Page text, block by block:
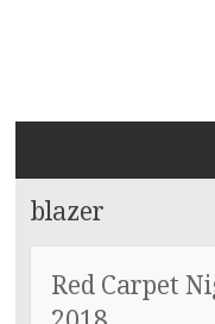
CONTENT
blazer
Red Carpet